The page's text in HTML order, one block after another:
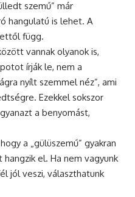
szemű” már
hangulatú is lehet. A
függ.
vannak olyanok is,
írják le, nem a
nyílt szemmel néz”, ami
Ezekkel sokszor
a benyomást,
a „gülüszemű” gyakran
el. Ha nem vagyunk
jól veszi, választhatunk